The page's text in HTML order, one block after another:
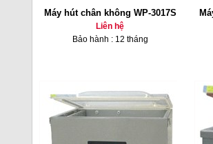
Máy hút chân không WP-3017S
Liên hệ
Bảo hành : 12 tháng